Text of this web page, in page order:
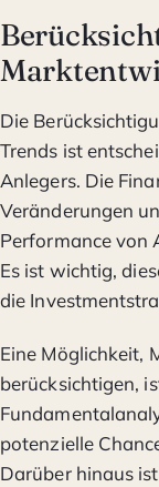
Die
Trends ist
Anlegers. Die
Veränderungen
Performance von
Es ist wichtig,
die
Eine Möglichkeit,
berücksichtigen,
potenzielle
Darüber hinaus